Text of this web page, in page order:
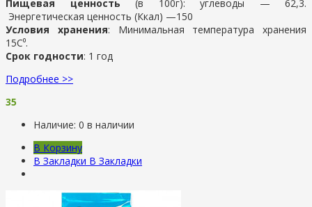
Пищевая ценность (в 100г): углеводы — 62,3.
Энергетическая ценность (Ккал) —150
Условия хранения: Минимальная температура хранения
15С⁰.
Срок годности: 1 год
Подробнее >>
35
Наличие: 0 в наличии
В Корзину
В Закладки В Закладки